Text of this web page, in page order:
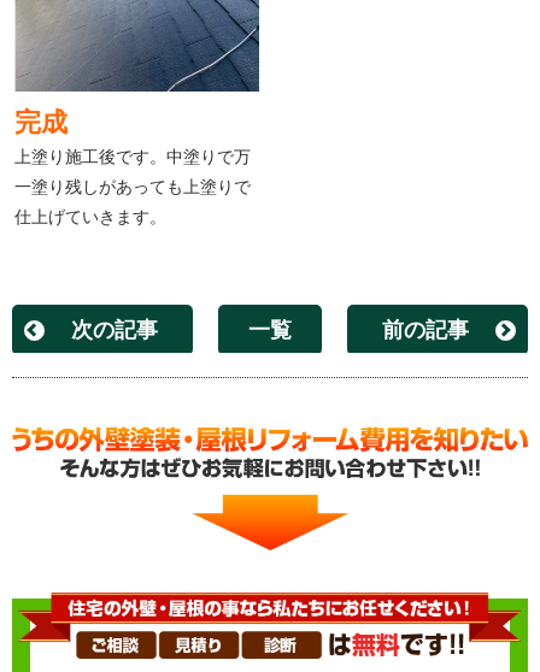
完成
上塗り施工後です。中塗りで万
一塗り残しがあっても上塗りで
仕上げていきます。
次の記事 一覧 前の記事